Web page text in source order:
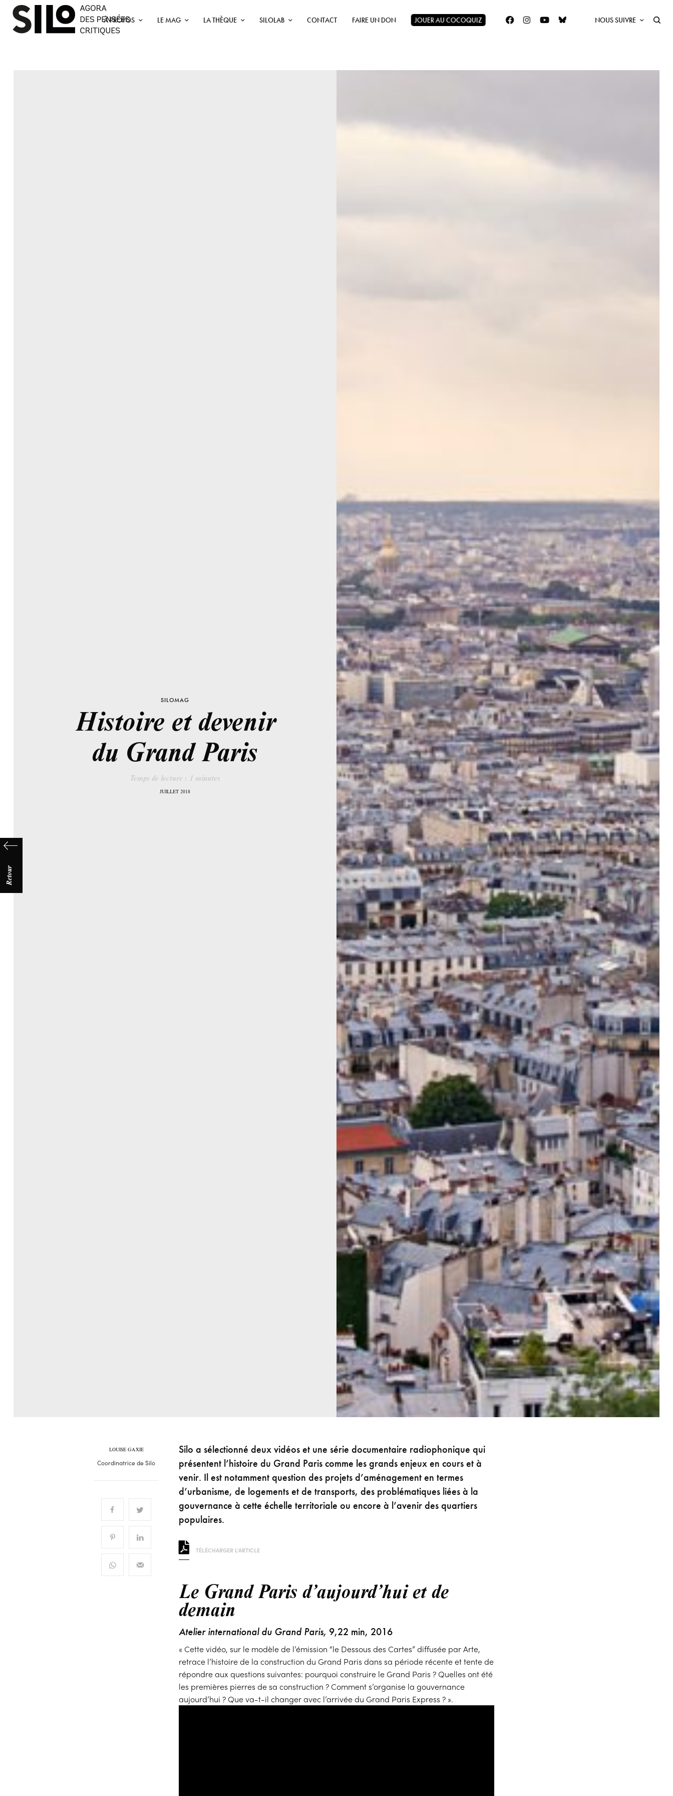
À PROPOS LE MAG LA THÈQUE SILOLAB CONTACT FAIRE UN DON JOUER AU COCOQUIZ NOUS SUIVRE
Retour
SILOMAG
Histoire et devenir
du Grand Paris
Temps de lecture : 1 minutes
JUILLET 2018
LOUISE GAXIE
Coordinatrice de Silo
Silo a sélectionné deux vidéos et une série documentaire radiophonique qui
présentent l’histoire du Grand Paris comme les grands enjeux en cours et à
venir. Il est notamment question des projets d’aménagement en termes
d’urbanisme, de logements et de transports, des problématiques liées à la
gouvernance à cette échelle territoriale ou encore à l’avenir des quartiers
populaires.
TÉLÉCHARGER L'ARTICLE
Le Grand Paris d’aujourd’hui et de
demain
Atelier international du Grand Paris, 9,22 min, 2016
« Cette vidéo, sur le modèle de l’émission “le Dessous des Cartes” diffusée par Arte,
retrace l’histoire de la construction du Grand Paris dans sa période récente et tente de
répondre aux questions suivantes: pourquoi construire le Grand Paris ? Quelles ont été
les premières pierres de sa construction ? Comment s’organise la gouvernance
aujourd’hui ? Que va-t-il changer avec l’arrivée du Grand Paris Express ? ».